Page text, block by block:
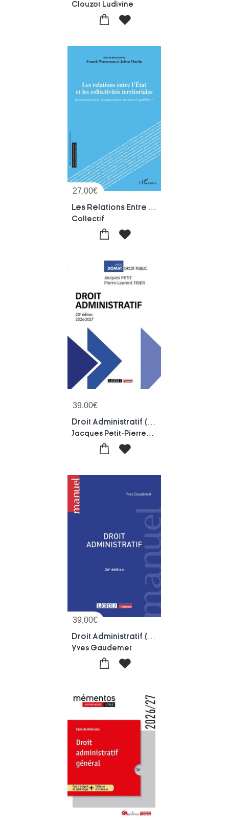
Clouzot Ludivine
27,00€
Collectif
39,00€
39,00€
Yves Gaudemet